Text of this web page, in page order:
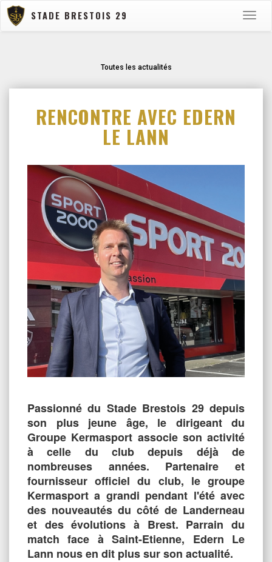
Toggle
STADE BRESTOIS 29
Toutes les actualités
RENCONTRE AVEC EDERN
LE LANN
Passionné du Stade Brestois 29 depuis
son plus jeune âge, le dirigeant du
Groupe Kermasport associe son activité
à celle du club depuis déjà de
nombreuses années. Partenaire et
fournisseur officiel du club, le groupe
Kermasport a grandi pendant l'été avec
des nouveautés du côté de Landerneau
et des évolutions à Brest. Parrain du
match face à Saint-Etienne, Edern Le
Lann nous en dit plus sur son actualité.